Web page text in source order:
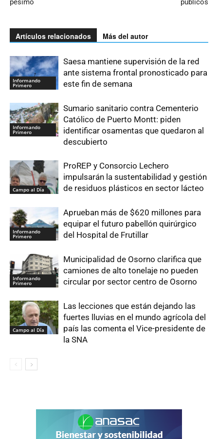
pésimo públicos
Artículos relacionados Más del autor
Informando
Primero
Saesa mantiene supervisión de la red
ante sistema frontal pronosticado para
este fin de semana
Informando
Primero
Sumario sanitario contra Cementerio
Católico de Puerto Montt: piden
identificar osamentas que quedaron al
descubierto
Campo al Día
ProREP y Consorcio Lechero
impulsarán la sustentabilidad y gestión
de residuos plásticos en sector lácteo
Informando
Primero
Aprueban más de $620 millones para
equipar el futuro pabellón quirúrgico
del Hospital de Frutillar
Informando
Primero
Municipalidad de Osorno clarifica que
camiones de alto tonelaje no pueden
circular por sector centro de Osorno
Campo al Día
Las lecciones que están dejando las
fuertes lluvias en el mundo agrícola del
país las comenta el Vice-presidente de
la SNA